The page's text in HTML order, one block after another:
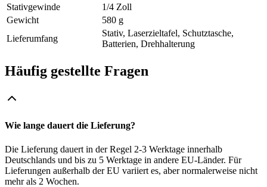
Stativgewinde
1/4 Zoll
Gewicht
580 g
Lieferumfang
Stativ, Laserzieltafel, Schutztasche,
Batterien, Drehhalterung
Häufig gestellte Fragen
Wie lange dauert die Lieferung?
Die Lieferung dauert in der Regel 2-3 Werktage innerhalb
Deutschlands und bis zu 5 Werktage in andere EU-Länder. Für
Lieferungen außerhalb der EU variiert es, aber normalerweise nicht
mehr als 2 Wochen.